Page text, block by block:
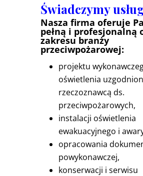
Świadczymy
Nasza firma oferuje
pełną i profesjonalną
zakresu branży
przeciwpożarowej:
projektu
oświetlenia
rzeczoznawcą ds.
przeciwpożarowych,
instalacji oświetlenia
ewakuacyjnego i
opracowania
powykonawczej,
konserwacji i serwisu